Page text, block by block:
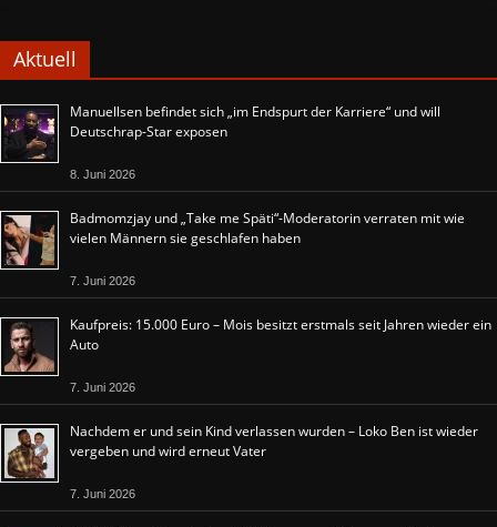
Aktuell
Manuellsen befindet sich „im Endspurt der Karriere“ und will
Deutschrap-Star exposen
8. Juni 2026
Badmomzjay und „Take me Späti“-Moderatorin verraten mit wie
vielen Männern sie geschlafen haben
7. Juni 2026
Kaufpreis: 15.000 Euro – Mois besitzt erstmals seit Jahren wieder ein
Auto
7. Juni 2026
Nachdem er und sein Kind verlassen wurden – Loko Ben ist wieder
vergeben und wird erneut Vater
7. Juni 2026